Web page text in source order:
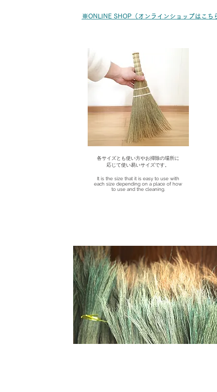
※ONLINE SHOP（オンラインショップはこち
各サイズとも使い方やお掃除の場所に
応じて使い易いサイズです。
It is the size that it is easy to use with
each size depending on a place of how
to use and the cleaning.